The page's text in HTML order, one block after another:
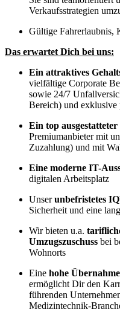
Verkaufsstrategien
Gültige Fahrerlaubnis,
Das erwartet Dich bei uns:
Ein attraktives
vielfältige Corporate
sowie 24/7
Bereich) und exklusive
Ein top
Premiumanbieter mit
Zuzahlung) und mit
Eine moderne IT-
digitalen Arbeitsplatz
Unserunbefristetes
Sicherheit und eine
Wir bieten u.a.
Umzugszuschuss bei
Wohnorts
Eine hohe
ermöglicht Dir den
führenden
Medizintechnik-